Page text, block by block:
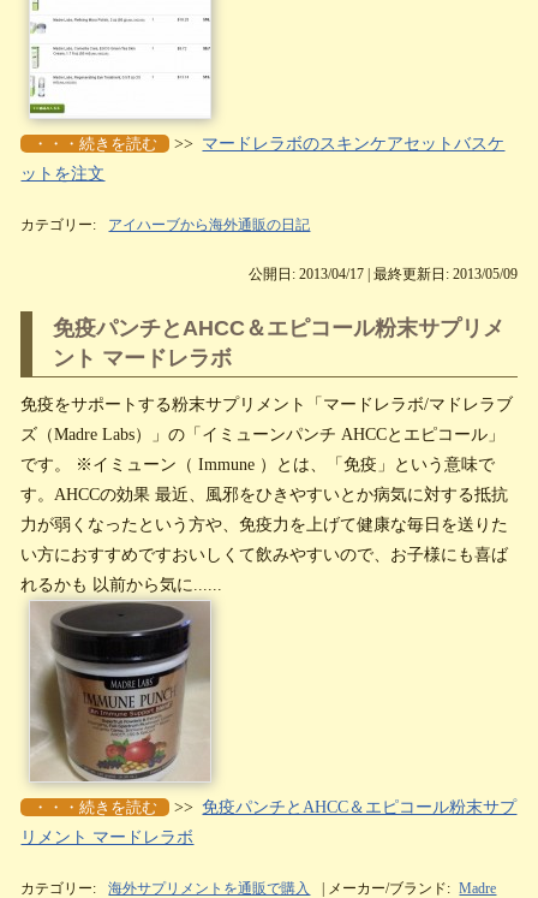
・・・続きを読む >> マードレラボのスキンケアセットバスケ
ットを注文
カテゴリー: アイハーブから海外通販の日記
公開日: 2013/04/17 | 最終更新日: 2013/05/09
免疫パンチとAHCC＆エピコール粉末サプリメ
ント マードレラボ
免疫をサポートする粉末サプリメント「マードレラボ/マドレラブ
ズ（Madre Labs）」の「イミューンパンチ AHCCとエピコール」
です。 ※イミューン（ Immune ）とは、「免疫」という意味で
す。AHCCの効果 最近、風邪をひきやすいとか病気に対する抵抗
力が弱くなったという方や、免疫力を上げて健康な毎日を送りた
い方におすすめですおいしくて飲みやすいので、お子様にも喜ば
れるかも 以前から気に......
・・・続きを読む >> 免疫パンチとAHCC＆エピコール粉末サプ
リメント マードレラボ
カテゴリー: 海外サプリメントを通販で購入 | メーカー/ブランド: Madre